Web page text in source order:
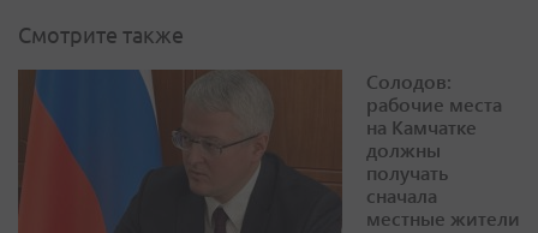
Смотрите также
Солодов:
рабочие места
на Камчатке
должны
получать
сначала
местные жители